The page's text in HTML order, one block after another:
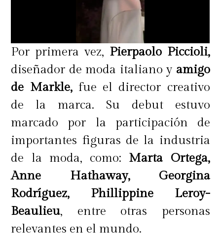
Por primera vez, Pierpaolo Piccioli,
diseñador de moda italiano y amigo
de Markle,fue el director creativo
de la marca. Su debut estuvo
marcado por la participación de
importantes figuras de la industria
de la moda, como: Marta Ortega,
Anne Hathaway, Georgina
Rodríguez, Phillippine Leroy-
Beaulieu, entre otras personas
relevantes en el mundo.